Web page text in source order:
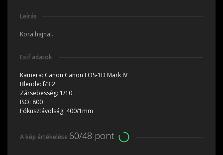
Leírás
Kora hajnal.
Exif adatok
Kamera: Canon Canon EOS-1D Mark IV
Blende:f/3.2
Zársebesség: 1/10
ISO: 800
Fókusztávolság: 400/1mm
A kép értékelése 60/48 pont